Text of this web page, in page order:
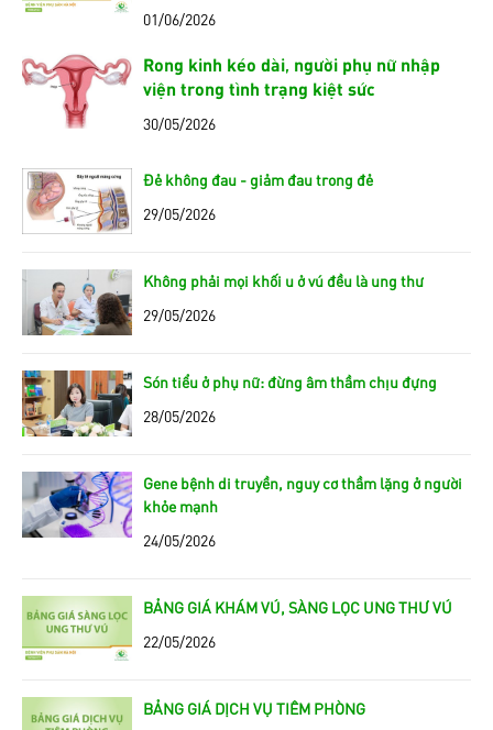
01/06/2026
Rong kinh kéo dài, người phụ nữ nhập
viện trong tình trạng kiệt sức
30/05/2026
Đẻ không đau - giảm đau trong đẻ
29/05/2026
Không phải mọi khối u ở vú đều là ung thư
29/05/2026
Són tiểu ở phụ nữ: đừng âm thầm chịu đựng
28/05/2026
Gene bệnh di truyền, nguy cơ thầm lặng ở người
khỏe mạnh
24/05/2026
BẢNG GIÁ KHÁM VÚ, SÀNG LỌC UNG THƯ VÚ
22/05/2026
BẢNG GIÁ DỊCH VỤ TIÊM PHÒNG